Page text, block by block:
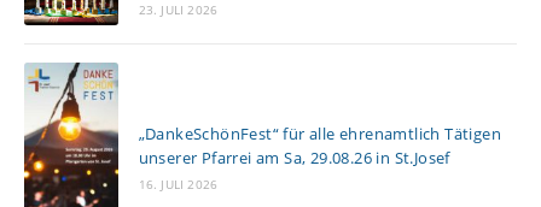
23. JULI 2026
„DankeSchönFest“ für alle ehrenamtlich Tätigen
unserer Pfarrei am Sa, 29.08.26 in St.Josef
16. JULI 2026